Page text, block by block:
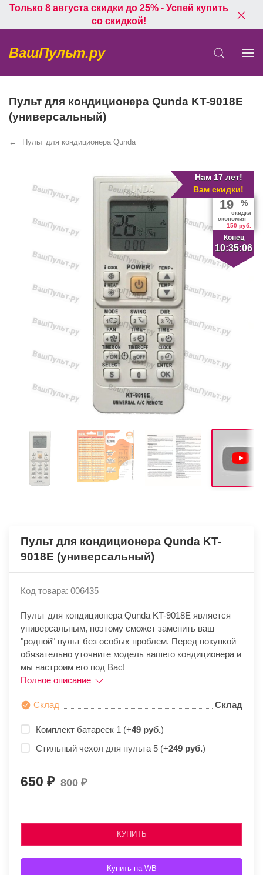
Только 8 августа скидки до 25% - Успей купить
со скидкой!
ВашПульт.ру
Пульт для кондиционера Qunda KT-9018E
(универсальный)
Пульт для кондиционера Qunda
Нам 17 лет!
Вам скидки!
Конец
10:35:05
19 %
скидка
экономия
150 руб.
Пульт для кондиционера Qunda KT-
9018E (универсальный)
Код товара: 006435
Пульт для кондиционера Qunda KT-9018E является
универсальным, поэтому сможет заменить ваш
"родной" пульт без особых проблем. Перед покупкой
обязательно уточните модель вашего кондиционера и
мы настроим его под Вас!
Полное описание
Склад Склад
Комплект батареек 1 (+49 руб.)
Стильный чехол для пульта 5 (+249 руб.)
650 800
КУПИТЬ
Купить на WB